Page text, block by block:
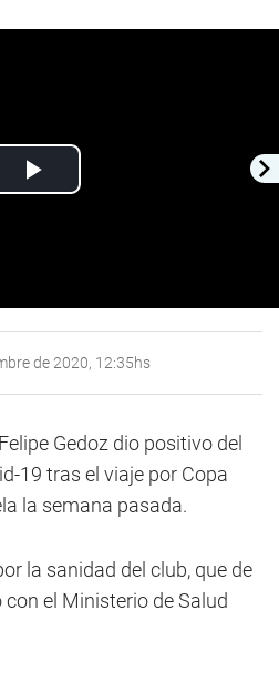
Play
de 2020, 12:35hs
Gedoz dio positivo del
19 tras el viaje por Copa
la semana pasada.
la sanidad del club, que de
el Ministerio de Salud